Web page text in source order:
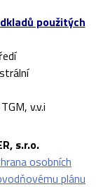
použitých
v.v.i
s.r.o.
osobních
plánu